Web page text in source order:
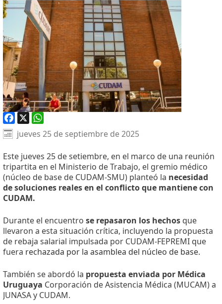
Facebook
X WhatsApp
jueves 25 de septiembre de 2025
Este jueves 25 de setiembre, en el marco de una reunión
tripartita en el Ministerio de Trabajo, el gremio médico
(núcleo de base de CUDAM-SMU) planteó la necesidad
de soluciones reales en el conflicto que mantiene con
CUDAM.
Durante el encuentro se repasaron los hechos que
llevaron a esta situación crítica, incluyendo la propuesta
de rebaja salarial impulsada por CUDAM-FEPREMI que
fuera rechazada por la asamblea del núcleo de base.
También se abordó la propuesta enviada por Médica
Uruguaya Corporación de Asistencia Médica (MUCAM) a
JUNASA y CUDAM.